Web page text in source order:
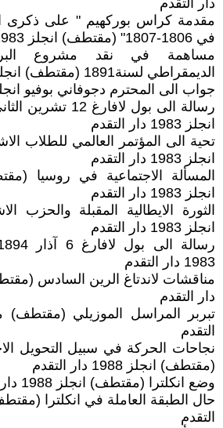
دار التقدم
مقدمة كراس بوركهيم " على ذكرى
في 1806-1807" (مقتطف) انجلز 1983 دار التقدم
مساهمة في نقد مشروع
الديمقراطي لسنة1891 (مقتطف) انجلز 1983 دار التقدم
جواب الى المحترم دجوفاني بوفيو انجلز 1983 دار
انجلز 1983 دار التقدم
تحية الى المؤتمر العالمي للطلاب
انجلز 1983 دار التقدم
المسألة الاجتماعية في روسيا
انجلز 1983 دار التقدم
الثورة الايطالية المقبلة والحزب
انجلز 1983 دار التقدم
1983 دار التقدم
دار التقدم
التقدم
نجاحات الحركة في سبيل التحويل
(مقتطف) انجلز 1988 دار التقدم
وضع انكلترا (مقتطف) انجلز 1988 دار التقدم
التقدم